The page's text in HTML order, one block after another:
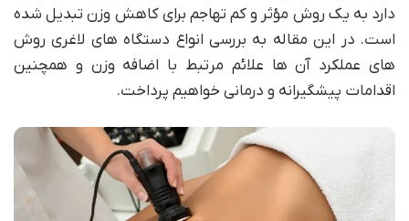
دارد به یک روش مؤثر و کم تهاجم برای کاهش وزن تبدیل شده
است. در این مقاله به بررسی انواع دستگاه های لاغری روش
های عملکرد آن ها علائم مرتبط با اضافه وزن و همچنین
اقدامات پیشگیرانه و درمانی خواهیم پرداخت.